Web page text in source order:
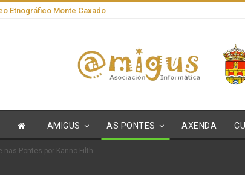
Etnográfico Monte Caxado
AMIGUS AS PONTES AXENDA
nas Pontes por Kanno Filth